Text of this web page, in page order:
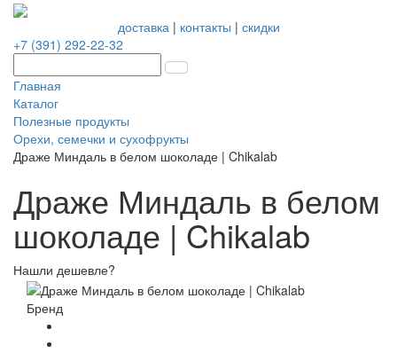
доставка| контакты | скидки
+7 (391) 292-22-32
Главная
Каталог
Полезные продукты
Орехи, семечки и сухофрукты
Драже Миндаль в белом шоколаде | Chikalab
Драже Миндаль в белом
шоколаде | Chikalab
Нашли дешевле?
Бренд